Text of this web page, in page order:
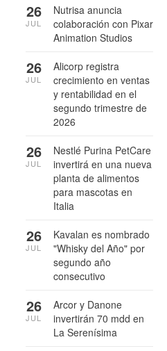
Nutrisa anuncia
colaboración con Pixar
Animation Studios
26
JUL
Alicorp registra
crecimiento en ventas
y rentabilidad en el
segundo trimestre de
2026
26
JUL
Nestlé Purina PetCare
invertirá en una nueva
planta de alimentos
para mascotas en
Italia
26
JUL
Kavalan es nombrado
"Whisky del Año" por
segundo año
consecutivo
26
JUL
Arcor y Danone
invertirán 70 mdd en
La Serenísima
26
JUL